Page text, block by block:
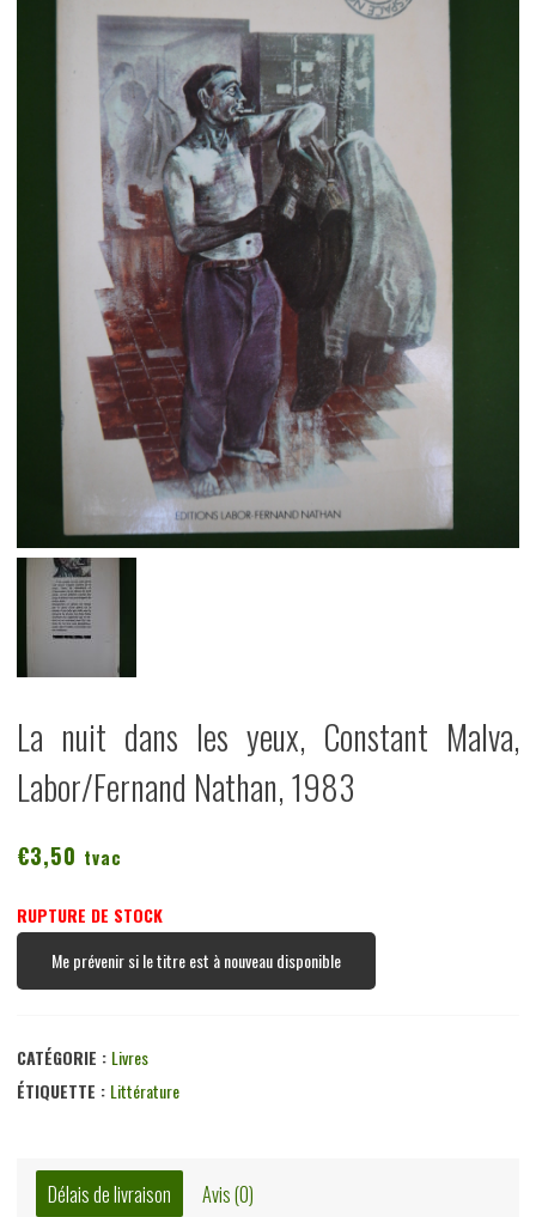
La nuit dans les yeux, Constant Malva,
Labor/Fernand Nathan, 1983
€3,50 tvac
RUPTURE DE STOCK
Me prévenir si le titre est à nouveau disponible
CATÉGORIE : Livres
ÉTIQUETTE : Littérature
Délais de livraison Avis (0)